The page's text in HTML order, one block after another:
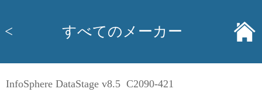
< すべてのメーカー
InfoSphere DataStage v8.5 C2090-421